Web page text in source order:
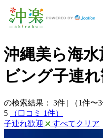
沖縄美ら海
ビング子連
の検索結果： 3件 |
（1件〜
5
（口コミ 1件）
子連れ歓迎
すべてクリア